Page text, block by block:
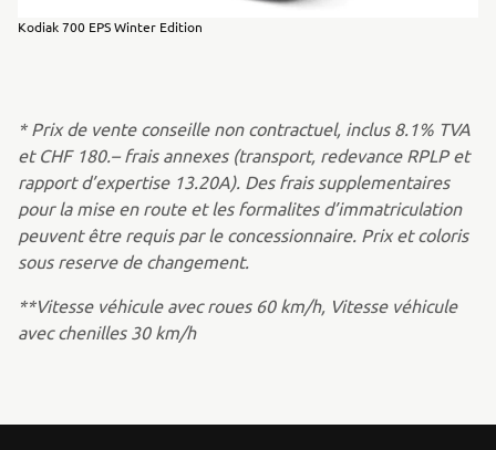
Kodiak 700 EPS Winter Edition
* Prix de vente conseille non contractuel, inclus 8.1% TVA
et CHF 180.– frais annexes (transport, redevance RPLP et
rapport d’expertise 13.20A). Des frais supplementaires
pour la mise en route et les formalites d’immatriculation
peuvent être requis par le concessionnaire. Prix et coloris
sous reserve de changement.
**Vitesse véhicule avec roues 60 km/h, Vitesse véhicule
avec chenilles 30 km/h